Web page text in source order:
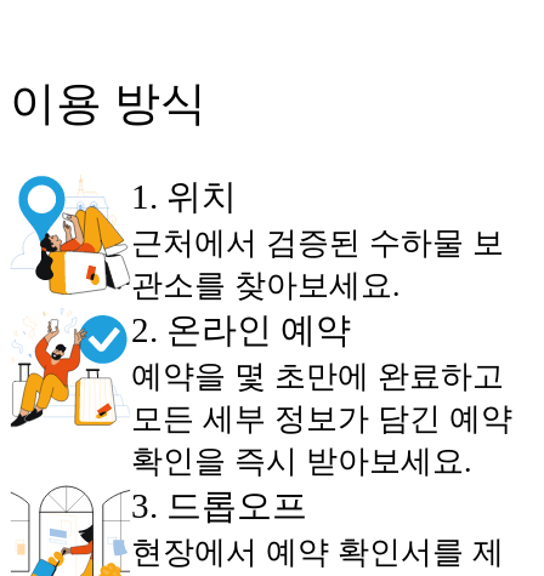
이용 방식
1 . 위치
근처에서 검증된 수하물 보
관소를 찾아보세요.
2. 온라인 예약
예약을 몇 초만에 완료하고
모든 세부 정보가 담긴 예약
확인을 즉시 받아보세요.
3. 드롭오프
현장에서 예약 확인서를 제